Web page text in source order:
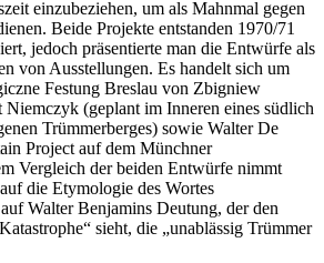
einzubeziehen, um als Mahnmal gegen
Beide Projekte entstanden 1970/71
jedoch präsentierte man die Entwürfe als
von Ausstellungen. Es handelt sich um
Festung Breslau von Zbigniew
(geplant im Inneren eines südlich
Trümmerberges) sowie Walter De
Project auf dem Münchner
Vergleich der beiden Entwürfe nimmt
die Etymologie des Wortes
Walter Benjamins Deutung, der den
sieht, die „unablässig Trümmer